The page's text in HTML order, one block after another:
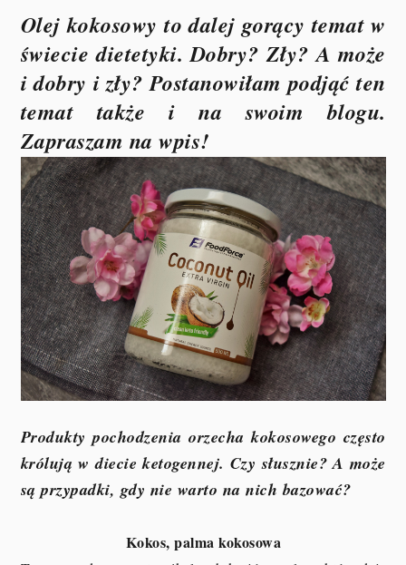
Olej kokosowy to dalej gorący temat w
świecie dietetyki. Dobry? Zły? A może
i dobry i zły? Postanowiłam podjąć ten
temat także i na swoim blogu.
Zapraszam na wpis!
Produkty pochodzenia orzecha kokosowego często
królują w diecie ketogennej. Czy słusznie? A może
są przypadki, gdy nie warto na nich bazować?
Kokos, palma kokosowa